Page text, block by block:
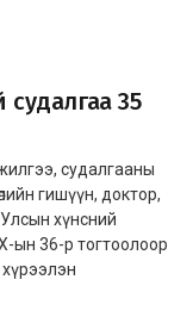
судалгаа 35
судалгааны
гишүүн, доктор,
хүнсний
ын 36-р тогтоолоор